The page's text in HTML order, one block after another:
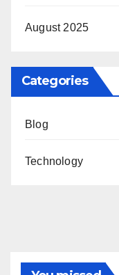
August 2025
Categories
Blog
Technology